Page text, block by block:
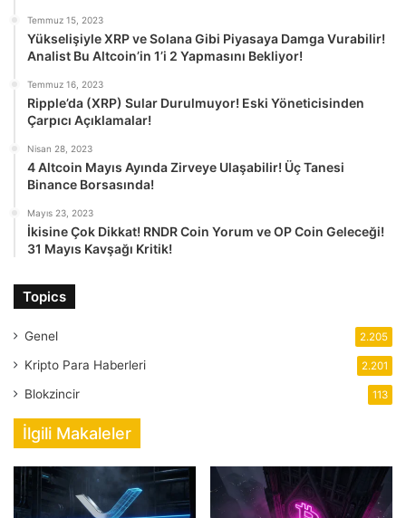
Temmuz 15, 2023
Yükselişiyle XRP ve Solana Gibi Piyasaya Damga Vurabilir!
Analist Bu Altcoin’in 1’i 2 Yapmasını Bekliyor!
Temmuz 16, 2023
Ripple’da (XRP) Sular Durulmuyor! Eski Yöneticisinden
Çarpıcı Açıklamalar!
Nisan 28, 2023
4 Altcoin Mayıs Ayında Zirveye Ulaşabilir! Üç Tanesi
Binance Borsasında!
Mayıs 23, 2023
İkisine Çok Dikkat! RNDR Coin Yorum ve OP Coin Geleceği!
31 Mayıs Kavşağı Kritik!
Topics
Genel 2.205
Kripto Para Haberleri 2.201
Blokzincir 113
İlgili Makaleler